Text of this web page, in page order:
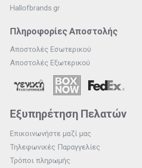
Hallofbrands.gr
Πληροφορίες Αποστολής
Αποστολές Εσωτερικού
Αποστολές Εξωτερικού
Εξυπηρέτηση Πελατών
Επικοινωνήστε μαζί μας
Τηλεφωνικές Παραγγελίες
Τρόποι πληρωμής